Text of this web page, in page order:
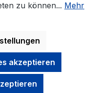
zzgl.
zu können... Mehr
akzeptieren